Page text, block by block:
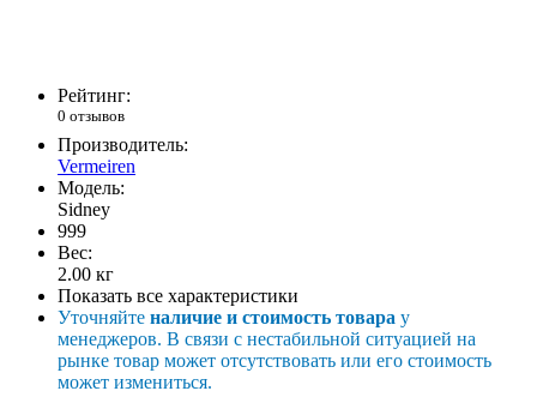
Рейтинг:
0 отзывов
Производитель:
Vermeiren
Модель:
Sidney
999
Вес:
2.00 кг
Показать все характеристики
Уточняйте наличие и стоимость товара у
менеджеров. В связи с нестабильной ситуацией на
рынке товар может отсутствовать или его стоимость
может измениться.